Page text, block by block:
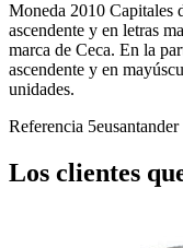
Moneda 2010 Capitales
ascendente y en letras
marca de Ceca. En la
ascendente y en
unidades.
Referencia 5eusantander
Los clientes